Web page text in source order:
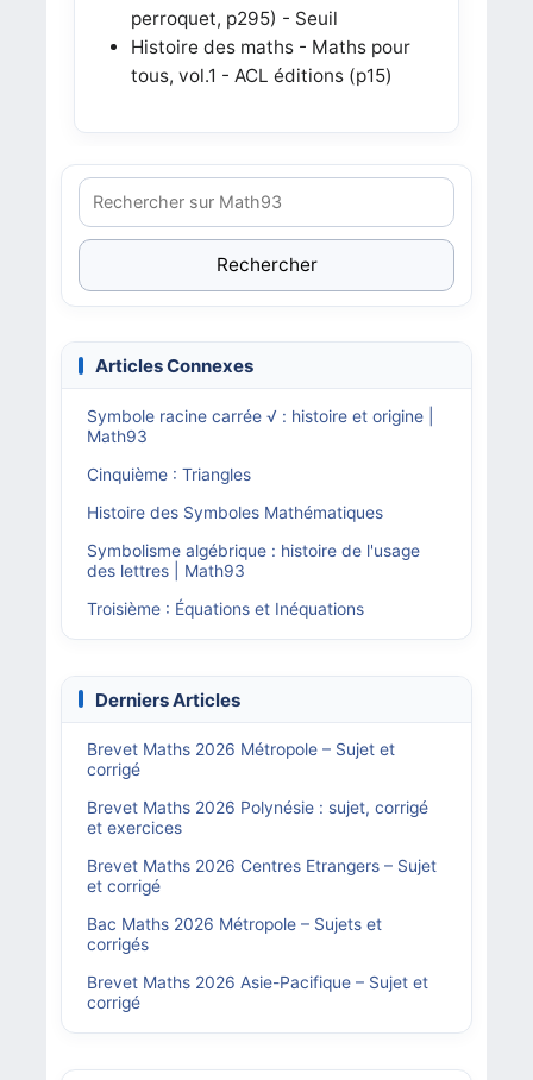
perroquet, p295) - Seuil
Histoire des maths - Maths pour
tous, vol.1 - ACL éditions (p15)
Rechercher
Articles Connexes
Symbole racine carrée √ : histoire et origine |
Math93
Cinquième : Triangles
Histoire des Symboles Mathématiques
Symbolisme algébrique : histoire de l'usage
des lettres | Math93
Troisième : Équations et Inéquations
Derniers Articles
Brevet Maths 2026 Métropole – Sujet et
corrigé
Brevet Maths 2026 Polynésie : sujet, corrigé
et exercices
Brevet Maths 2026 Centres Etrangers – Sujet
et corrigé
Bac Maths 2026 Métropole – Sujets et
corrigés
Brevet Maths 2026 Asie-Pacifique – Sujet et
corrigé